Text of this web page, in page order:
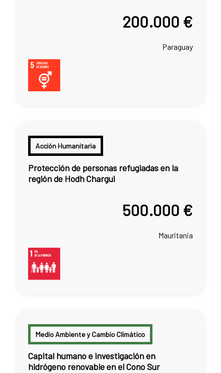
200.000 €
Paraguay
Acción Humanitaria
Protección de personas refugiadas en la
región de Hodh Chargui
500.000 €
Mauritania
Medio Ambiente y Cambio Climático
Capital humano e investigación en
hidrógeno renovable en el Cono Sur